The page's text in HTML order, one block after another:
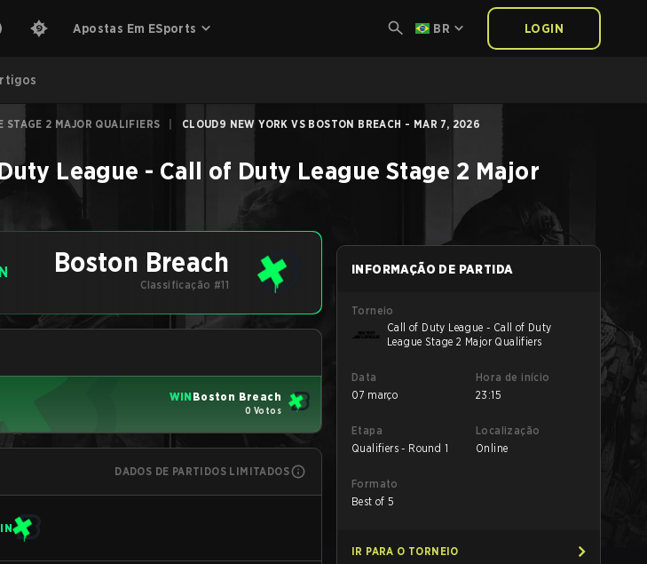
Apostas Em ESports BR LOGIN
2 MAJOR QUALIFIERS CLOUD9 NEW YORK VS BOSTON BREACH - MAR 7, 2026
League - Call of Duty League Stage 2 Major
Boston Breach
Classificação #11
WIN Boston Breach
0 Votos
DADOS DE PARTIDOS LIMITADOS
INFORMAÇÃO DE PARTIDA
Torneio
Call of Duty League - Call of Duty
League Stage 2 Major Qualifiers
Data
07 março
Hora de início
23:15
Etapa
Qualifiers - Round 1
Localização
Online
Formato
Best of 5
IR PARA O TORNEIO